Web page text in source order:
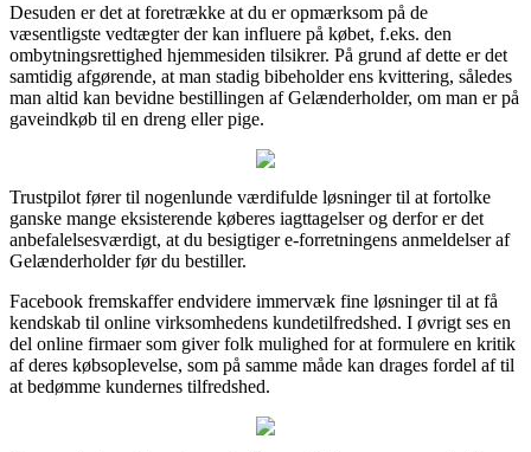
Desuden er det at foretrække at du er opmærksom på de
væsentligste vedtægter der kan influere på købet, f.eks. den
ombytningsrettighed hjemmesiden tilsikrer. På grund af dette er det
samtidig afgørende, at man stadig bibeholder ens kvittering, således
man altid kan bevidne bestillingen af Gelænderholder, om man er på
gaveindkøb til en dreng eller pige.
Trustpilot fører til nogenlunde værdifulde løsninger til at fortolke
ganske mange eksisterende køberes iagttagelser og derfor er det
anbefalelsesværdigt, at du besigtiger e-forretningens anmeldelser af
Gelænderholder før du bestiller.
Facebook fremskaffer endvidere immervæk fine løsninger til at få
kendskab til online virksomhedens kundetilfredshed. I øvrigt ses en
del online firmaer som giver folk mulighed for at formulere en kritik
af deres købsoplevelse, som på samme måde kan drages fordel af til
at bedømme kundernes tilfredshed.